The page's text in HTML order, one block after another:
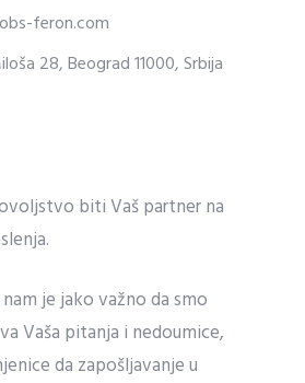
feron.com
28, Beograd 11000, Srbija
biti Vaš partner na
je jako važno da smo
Vaša pitanja i nedoumice,
da zapošljavanje u